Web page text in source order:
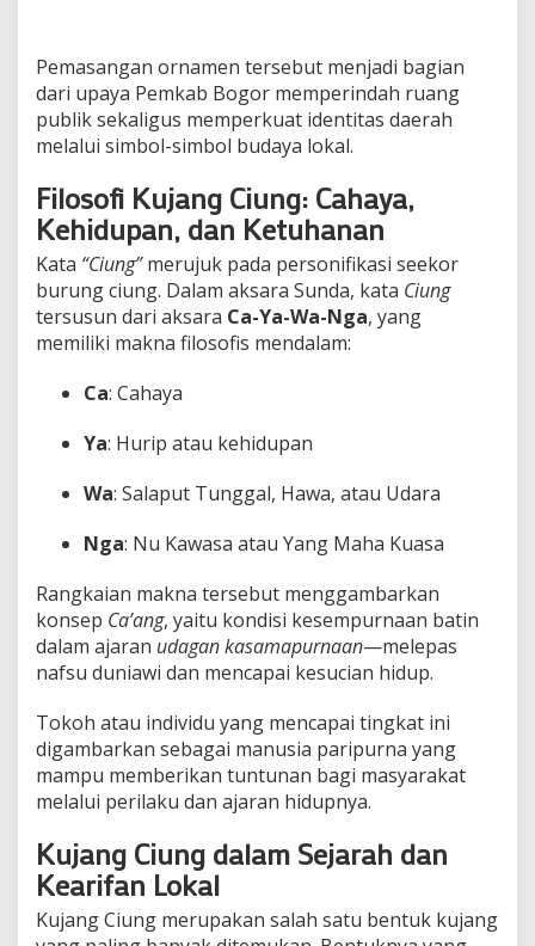
Pemasangan ornamen tersebut menjadi bagian
dari upaya Pemkab Bogor memperindah ruang
publik sekaligus memperkuat identitas daerah
melalui simbol-simbol budaya lokal.
Filosofi Kujang Ciung: Cahaya,
Kehidupan, dan Ketuhanan
Kata “Ciung”merujuk pada personifikasi seekor
burung ciung. Dalam aksara Sunda, kata Ciung
tersusun dari aksara Ca-Ya-Wa-Nga, yang
memiliki makna filosofis mendalam:
Ca: Cahaya
Ya: Hurip atau kehidupan
Wa: Salaput Tunggal, Hawa, atau Udara
Nga: Nu Kawasa atau Yang Maha Kuasa
Rangkaian makna tersebut menggambarkan
konsep Ca’ang, yaitu kondisi kesempurnaan batin
dalam ajaran udagan kasamapurnaan—melepas
nafsu duniawi dan mencapai kesucian hidup.
Tokoh atau individu yang mencapai tingkat ini
digambarkan sebagai manusia paripurna yang
mampu memberikan tuntunan bagi masyarakat
melalui perilaku dan ajaran hidupnya.
Kujang Ciung dalam Sejarah dan
Kearifan Lokal
Kujang Ciung merupakan salah satu bentuk kujang